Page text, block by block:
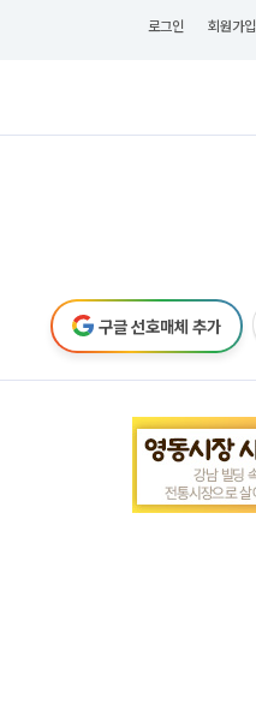
로그인 회원가입
구글 선호매체 추가